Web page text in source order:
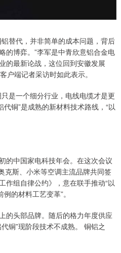
替代，并非简单的成本问题，背后
的博弈。”李军是中青欣意铝合金电
的最新论战，这位回到安徽发展
户端记者采访时如此表示。
是一个细分行业，电线电缆才是更
代铜”是成熟的新材料技术路线，“以
中国家电科技年会。在这次会议
克斯、小米等空调主流品牌共同签
作组自律公约》，意在联手推动“以
的材料工艺变革”。
头部品牌。随后的格力年度供应
铜”现阶段技术不成熟。 铜铝之